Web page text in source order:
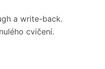
a write-back.
cvičení.